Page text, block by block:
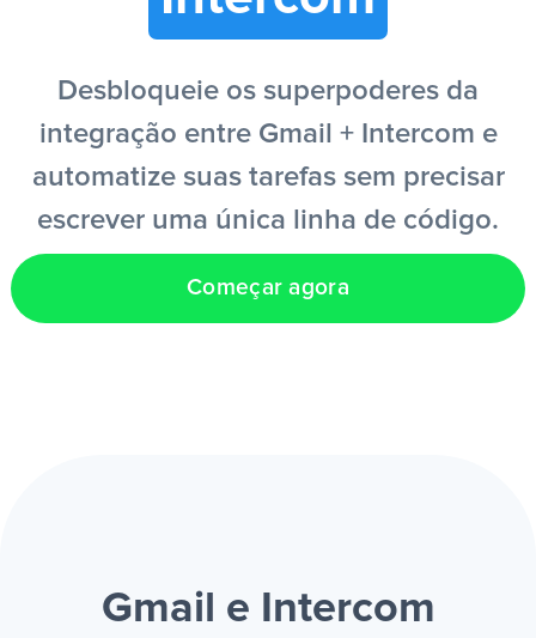
Desbloqueie os superpoderes da
integração entre Gmail + Intercom e
automatize suas tarefas sem precisar
escrever uma única linha de código.
Começar agora
Gmail e Intercom